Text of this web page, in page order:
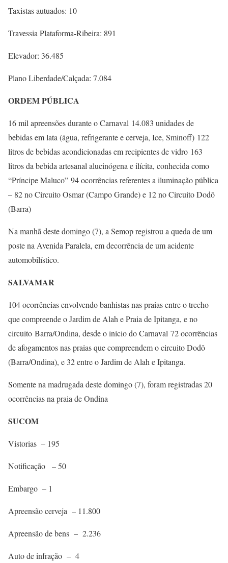
Taxistas autuados: 10
Travessia Plataforma-Ribeira: 891
Elevador: 36.485
Plano Liberdade/Calçada: 7.084
ORDEM PÚBLICA
16 mil apreensões durante o Carnaval 14.083 unidades de
bebidas em lata (água, refrigerante e cerveja, Ice, Sminoff) 122
litros de bebidas acondicionadas em recipientes de vidro 163
litros da bebida artesanal alucinógena e ilícita, conhecida como
“Príncipe Maluco” 94 ocorrências referentes a iluminação pública
– 82 no Circuito Osmar (Campo Grande) e 12 no Circuito Dodô
(Barra)
Na manhã deste domingo (7), a Semop registrou a queda de um
poste na Avenida Paralela, em decorrência de um acidente
automobilístico.
SALVAMAR
104 ocorrências envolvendo banhistas nas praias entre o trecho
que compreende o Jardim de Alah e Praia de Ipitanga, e no
circuito Barra/Ondina, desde o início do Carnaval 72 ocorrências
de afogamentos nas praias que compreendem o circuito Dodô
(Barra/Ondina), e 32 entre o Jardim de Alah e Ipitanga.
Somente na madrugada deste domingo (7), foram registradas 20
ocorrências na praia de Ondina
SUCOM
Vistorias – 195
Notificação – 50
Embargo – 1
Apreensão cerveja – 11.800
Apreensão de bens – 2.236
Auto de infração – 4